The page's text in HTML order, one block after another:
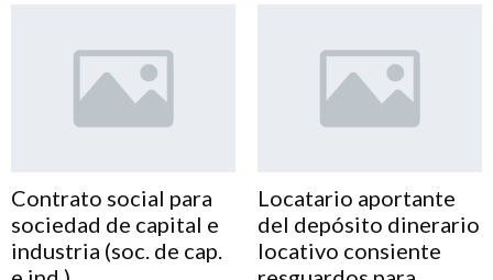
Contrato social para
sociedad de capital e
industria (soc. de cap.
Locatario aportante
del depósito dinerario
locativo consiente